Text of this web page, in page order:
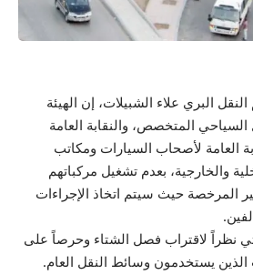
البري علاء الشبيلات، إن الهيئة
المتخصص، والنقابة العامة
العامة لأصحاب السيارات ومكاتب
والخارجية، بعدم تشغيل مركباتهم
المرخصة حيث سيتم اتخاذ الإجراءات
نظراً لاقتراب فصل الشتاء وحرصاً على
الذين يستخدمون وسائط النقل العام.